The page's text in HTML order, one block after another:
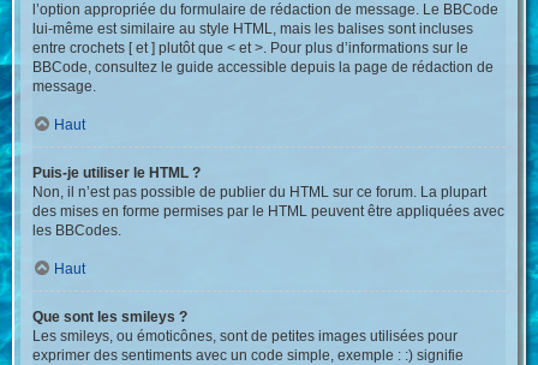
l’option appropriée du formulaire de rédaction de message. Le BBCode
lui-même est similaire au style HTML, mais les balises sont incluses
entre crochets [ et ] plutôt que < et >. Pour plus d’informations sur le
BBCode, consultez le guide accessible depuis la page de rédaction de
message.
Haut
Puis-je utiliser le HTML ?
Non, il n’est pas possible de publier du HTML sur ce forum. La plupart
des mises en forme permises par le HTML peuvent être appliquées avec
les BBCodes.
Haut
Que sont les smileys ?
Les smileys, ou émoticônes, sont de petites images utilisées pour
exprimer des sentiments avec un code simple, exemple : :) signifie